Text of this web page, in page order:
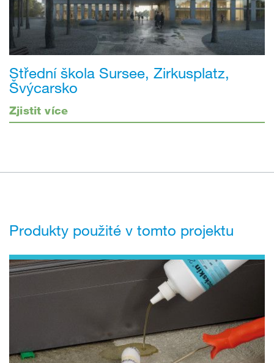
Střední škola Sursee, Zirkusplatz,
Švýcarsko
Zjistit více
Produkty použité v tomto projektu